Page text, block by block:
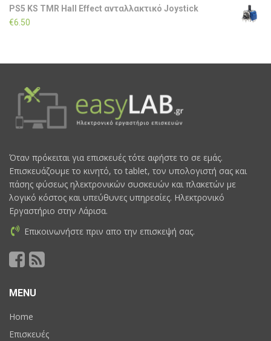
PS5 KS TMR Hall Effect ανταλλακτικό Joystick
€6.50
Όταν πρόκειται για επισκευές τότε αφήστε το σε εμάς.
Επισκευάζουμε το κινητό, το tablet, τον υπολογιστή σας και
πάσης φύσεως ηλεκτρονικών συσκευών και πλακετών με
λογικό κόστος και υπεύθυνες υπηρεσίες. Ηλεκτρονικό
Εργαστήριο στην Λάρισα.
Επικοινωνήστε πριν απο την επισκεψή σας.
MENU
Home
Επισκευές